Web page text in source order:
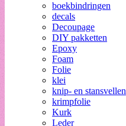
boekbindringen
decals
Decoupage
DIY pakketten
Epoxy
Foam
Folie
klei
knip- en stansvellen
krimpfolie
Kurk
Leder